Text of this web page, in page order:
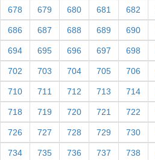
678 679 680 681 682
686 687 688 689 690
694 695 696 697 698
702 703 704 705 706
710 711 712 713 714
718 719 720 721 722
726 727 728 729 730
734 735 736 737 738